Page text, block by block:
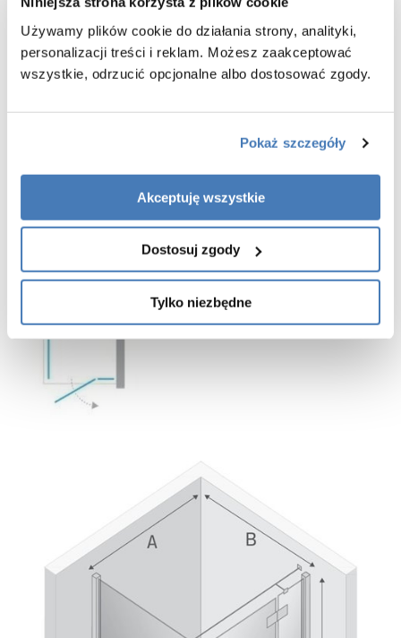
Używamy plików cookie do działania strony, analityki,
personalizacji treści i reklam. Możesz zaakceptować
wszystkie, odrzucić opcjonalne albo dostosować zgody.
Pokaż szczegóły
Akceptuję wszystkie
Dostosuj zgody
Tylko niezbędne
szybki montaż
drzwi przystosowane do montażu bezpośrednio na posadzce lub
brodziku
montaż z listwą progową lub bez
- listwa progowa jest elementem pomocnym w zachowaniu lepszej
- listwa progowa oraz dodatkowa uszczelka znajdują się w zestawie
z pozostałymi częściami kabiny prysznicowej